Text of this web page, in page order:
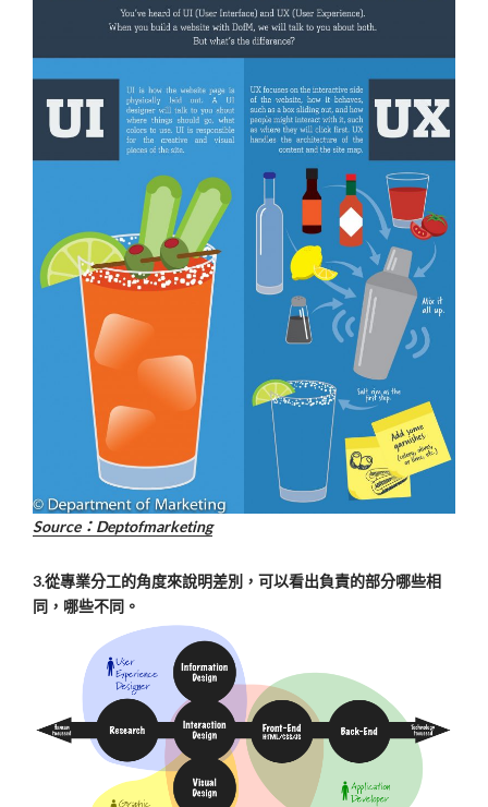
Source：Deptofmarketing
3.從專業分工的角度來說明差別，可以看出負責的部分哪些相
同，哪些不同。